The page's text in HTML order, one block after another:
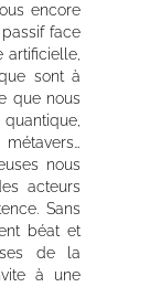
encore
face
artificielle,
sont à
que nous
nous
acteurs
Sans
béat et
de la
à une